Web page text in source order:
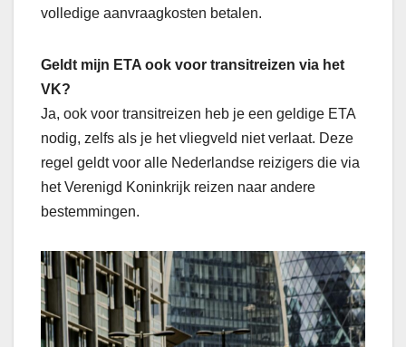
volledige aanvraagkosten betalen.
Geldt mijn ETA ook voor transitreizen via het
VK?
Ja, ook voor transitreizen heb je een geldige ETA
nodig, zelfs als je het vliegveld niet verlaat. Deze
regel geldt voor alle Nederlandse reizigers die via
het Verenigd Koninkrijk reizen naar andere
bestemmingen.